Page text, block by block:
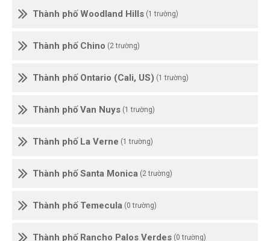
Thành phố Woodland Hills (1 trường)
Thành phố Chino (2 trường)
Thành phố Ontario (Cali, US) (1 trường)
Thành phố Van Nuys (1 trường)
Thành phố La Verne (1 trường)
Thành phố Santa Monica (2 trường)
Thành phố Temecula (0 trường)
Thành phố Rancho Palos Verdes (0 trường)